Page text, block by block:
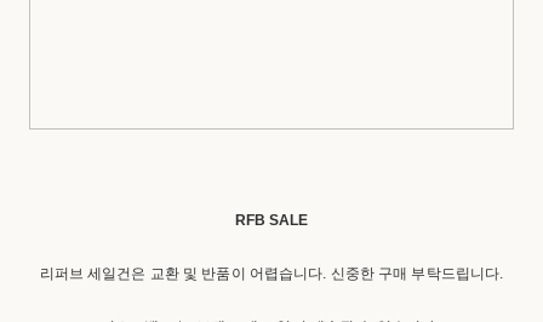
RFB SALE
리퍼브 세일건은 교환 및 반품이 어렵습니다. 신중한 구매 부탁드립니다.